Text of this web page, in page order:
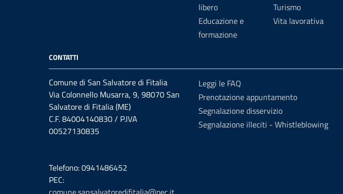
libero
Educazione e
formazione
Turismo
Vita lavorativa
CONTATTI
Comune di San Salvatore di Fitalia
Via Colonnello Musarra, 9, 98070 San
Salvatore di Fitalia (ME)
C.F. 84004140830 / P.IVA
00527130835
Telefono: 0941486452
PEC:
Leggi le FAQ
Prenotazione appuntamento
Segnalazione disservizio
Segnalazione illeciti - Whistleblowing